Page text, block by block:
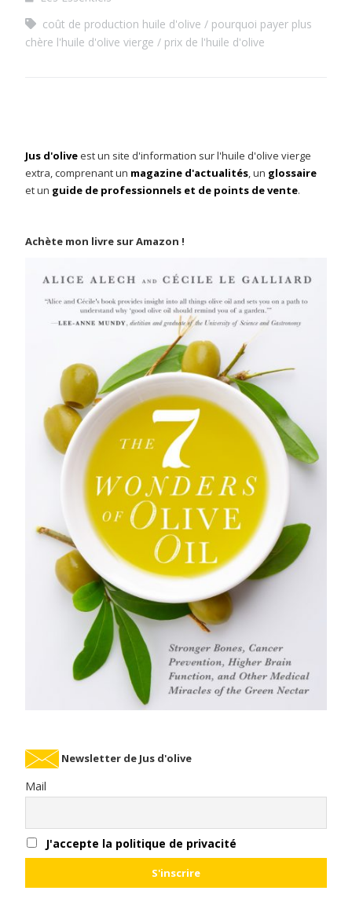
coût de production huile d'olive
pourquoi payer plus
chère l'huile d'olive vierge
prix de l'huile d'olive
Jus d'oliveest un site d'information sur l'huile d'olive vierge
extra, comprenant un magazine d'actualités, un glossaire
et un guide de professionnels et de points de vente.
Achète mon livre sur Amazon !
Newsletter de Jus d'olive
Mail
J'accepte la politique de privacité